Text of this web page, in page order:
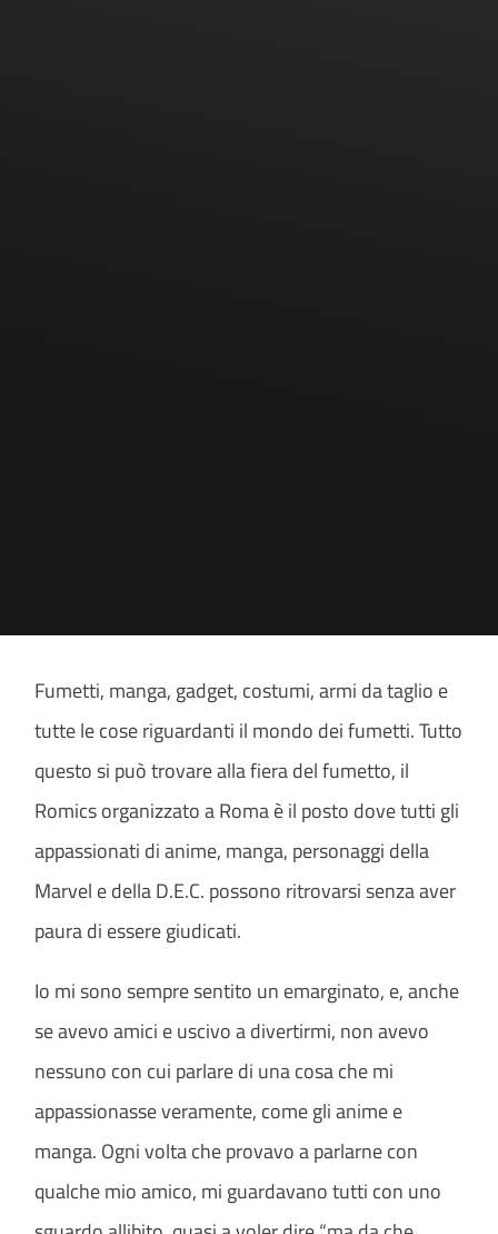
Fumetti, manga, gadget, costumi, armi da taglio e
tutte le cose riguardanti il mondo dei fumetti. Tutto
questo si può trovare alla fiera del fumetto, il
Romics organizzato a Roma è il posto dove tutti gli
appassionati di anime, manga, personaggi della
Marvel e della D.E.C. possono ritrovarsi senza aver
paura di essere giudicati.
Io mi sono sempre sentito un emarginato, e, anche
se avevo amici e uscivo a divertirmi, non avevo
nessuno con cui parlare di una cosa che mi
appassionasse veramente, come glianime e
manga. Ogni volta che provavo a parlarne con
qualche mio amico, mi guardavano tutti con uno